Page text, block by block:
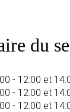
du
- 12:00 et
- 12:00 et
- 12:00 et